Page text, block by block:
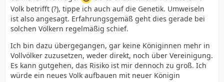
Volk betrifft (?), tippe ich auch auf die Genetik. Umweiseln
ist also angesagt. Erfahrungsgemäß geht dies gerade bei
solchen Völkern regelmäßig schief.
Ich bin dazu übergegangen, gar keine Königinnen mehr in
Vollvölker zuzusetzen, weder direkt, noch über Vereinigung.
Es kann gutgehen, das Risiko ist mir dennoch zu groß. Ich
würde ein neues Volk aufbauen mit neuer Königin